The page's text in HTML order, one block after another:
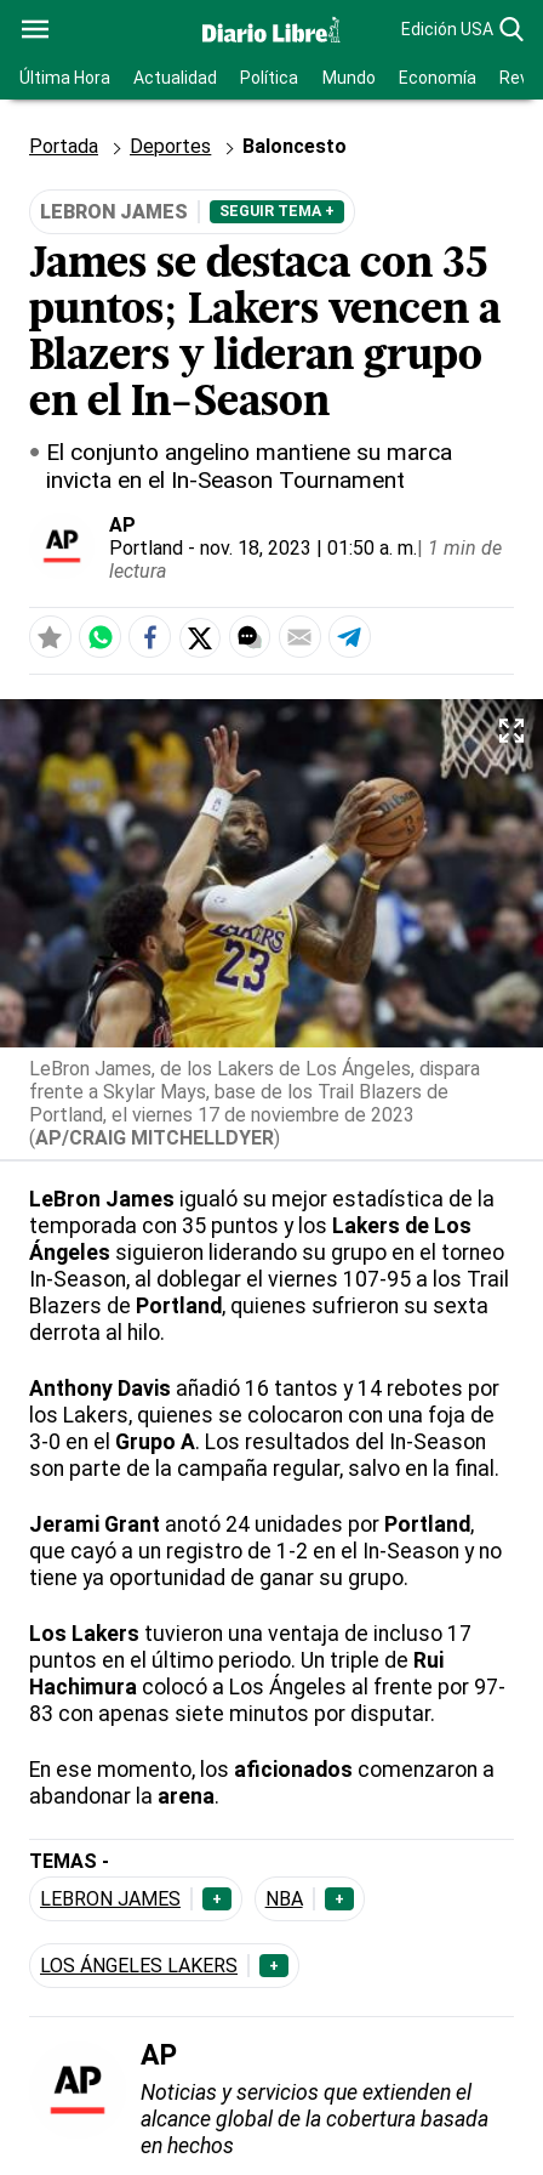
Edición USA
Última Hora Actualidad Política Mundo Economía
Portada Deportes Baloncesto
LEBRON JAMES SEGUIR TEMA +
James se destaca con 35
puntos; Lakers vencen a
Blazers y lideran grupo
en el In-Season
El conjunto angelino mantiene su marca
invicta en el In-Season Tournament
AP
Portland - nov. 18, 2023 | 01:50 a. m.| 1 min de
lectura
LeBron James, de los Lakers de Los Ángeles, dispara
frente a Skylar Mays, base de los Trail Blazers de
Portland, el viernes 17 de noviembre de 2023
(AP/CRAIG MITCHELLDYER)
LeBron James igualó su mejor estadística de la
temporada con 35 puntos y los Lakers de Los
Ángeles siguieron liderando su grupo en el torneo
In-Season, al doblegar el viernes 107-95 a los Trail
Blazers de Portland, quienes sufrieron su sexta
derrota al hilo.
Anthony Davis añadió 16 tantos y 14 rebotes por
los Lakers, quienes se colocaron con una foja de
3-0 en el Grupo A. Los resultados del In-Season
son parte de la campaña regular, salvo en la final.
Jerami Grant anotó 24 unidades por Portland,
que cayó a un registro de 1-2 en el In-Season y no
tiene ya oportunidad de ganar su grupo.
Los Lakers tuvieron una ventaja de incluso 17
puntos en el último periodo. Un triple de Rui
Hachimura colocó a Los Ángeles al frente por 97-
83 con apenas siete minutos por disputar.
En ese momento, los aficionados comenzaron a
abandonar la arena.
TEMAS -
LEBRON JAMES
+ NBA +
LOS ÁNGELES LAKERS +
AP
Noticias y servicios que extienden el
alcance global de la cobertura basada
en hechos